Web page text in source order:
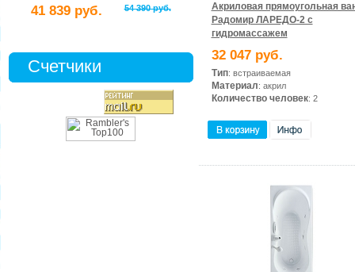
41 839 руб. 54 390 руб.
Счетчики
Акриловая прямоугольная
Радомир ЛАРЕДО-2 с
гидромассажем
32 047 руб.
Тип: встраиваемая
Материал: акрил
Количество человек: 2